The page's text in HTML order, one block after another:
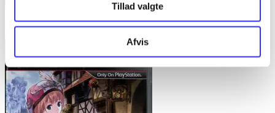
Tillad valgte
Afvis
Hyperdimension Neptunia